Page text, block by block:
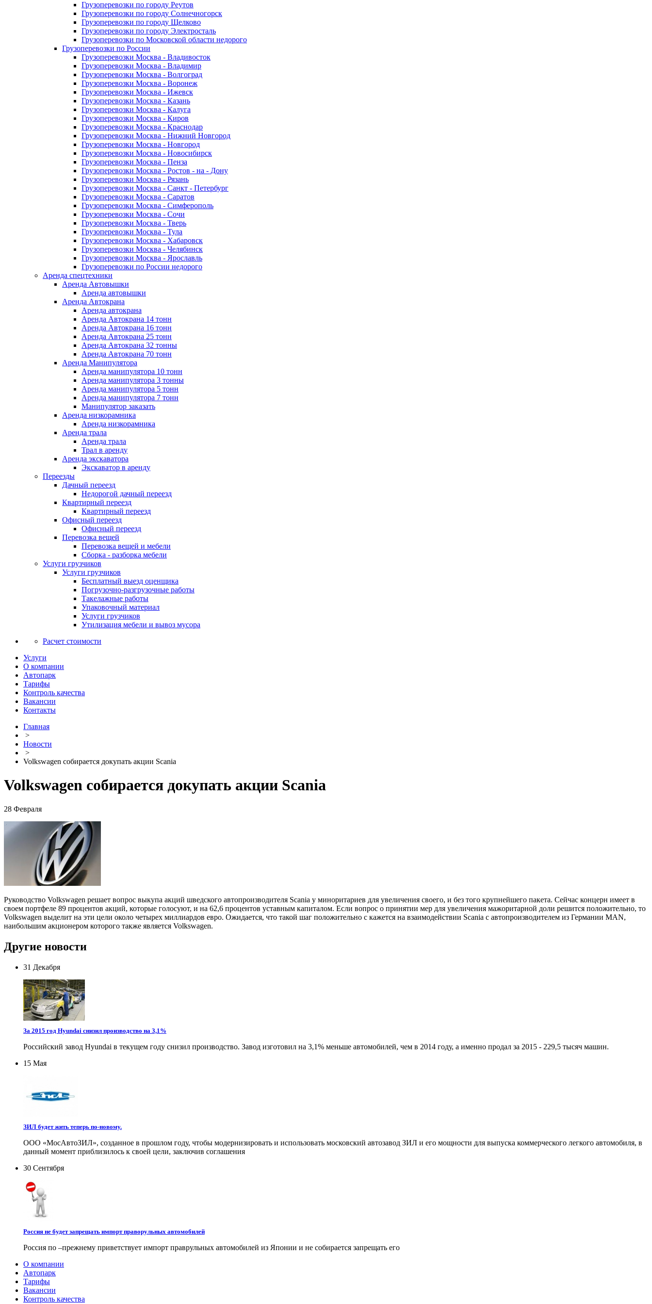
Грузоперевозки по городу Реутов
Грузоперевозки по городу Солнечногорск
Грузоперевозки по городу Щелково
Грузоперевозки по городу Электросталь
Грузоперевозки по Московской области недорого
Грузоперевозки по России
Грузоперевозки Москва - Владивосток
Грузоперевозки Москва - Владимир
Грузоперевозки Москва - Волгоград
Грузоперевозки Москва - Воронеж
Грузоперевозки Москва - Ижевск
Грузоперевозки Москва - Казань
Грузоперевозки Москва - Калуга
Грузоперевозки Москва - Киров
Грузоперевозки Москва - Краснодар
Грузоперевозки Москва - Нижний Новгород
Грузоперевозки Москва - Новгород
Грузоперевозки Москва - Новосибирск
Грузоперевозки Москва - Пенза
Грузоперевозки Москва - Ростов - на - Дону
Грузоперевозки Москва - Рязань
Грузоперевозки Москва - Санкт - Петербург
Грузоперевозки Москва - Саратов
Грузоперевозки Москва - Симферополь
Грузоперевозки Москва - Сочи
Грузоперевозки Москва - Тверь
Грузоперевозки Москва - Тула
Грузоперевозки Москва - Хабаровск
Грузоперевозки Москва - Челябинск
Грузоперевозки Москва - Ярославль
Грузоперевозки по России недорого
Аренда спецтехники
Аренда Автовышки
Аренда автовышки
Аренда Автокрана
Аренда автокрана
Аренда Автокрана 14 тонн
Аренда Автокрана 16 тонн
Аренда Автокрана 25 тонн
Аренда Автокрана 32 тонны
Аренда Автокрана 70 тонн
Аренда Манипулятора
Аренда манипулятора 10 тонн
Аренда манипулятора 3 тонны
Аренда манипулятора 5 тонн
Аренда манипулятора 7 тонн
Манипулятор заказать
Аренда низкорамника
Аренда низкорамника
Аренда трала
Аренда трала
Трал в аренду
Аренда экскаватора
Экскаватор в аренду
Переезды
Дачный переезд
Недорогой дачный переезд
Квартирный переезд
Квартирный переезд
Офисный переезд
Офисный переезд
Перевозка вещей
Перевозка вещей и мебели
Сборка - разборка мебели
Услуги грузчиков
Услуги грузчиков
Бесплатный выезд оценщика
Погрузочно-разгрузочные работы
Такелажные работы
Упаковочный материал
Услуги грузчиков
Утилизация мебели и вывоз мусора
Расчет стоимости
Услуги
О компании
Автопарк
Тарифы
Контроль качества
Вакансии
Контакты
Главная
>
Новости
>
Volkswagen собирается докупать акции Scania
Volkswagen собирается докупать акции Scania
28 Февраля
Руководство Volkswagen решает вопрос выкупа акций шведского автопроизводителя Scania у миноритариев для увеличения своего, и без того крупнейшего пакета. Сейчас концерн имеет в
своем портфеле 89 процентов акций, которые голосуют, и на 62,6 процентов уставным капиталом. Если вопрос о принятии мер для увеличения мажоритарной доли решится положительно, то
Volkswagen выделит на эти цели около четырех миллиардов евро. Ожидается, что такой шаг положительно с кажется на взаимодействии Scania с автопроизводителем из Германии MAN,
наибольшим акционером которого также является Volkswagen.
Другие новости
31 Декабря
За 2015 год Hyundai снизил производство на 3,1%
Российский завод Hyundai в текущем году снизил производство. Завод изготовил на 3,1% меньше автомобилей, чем в 2014 году, а именно продал за 2015 - 229,5 тысяч машин.
15 Мая
ЗИЛ будет жить теперь по-новому.
ООО «МосАвтоЗИЛ», созданное в прошлом году, чтобы модернизировать и использовать московский автозавод ЗИЛ и его мощности для выпуска коммерческого легкого автомобиля, в
данный момент приблизилось к своей цели, заключив соглашения
30 Сентября
Россия не будет запрещать импорт праворульных автомобилей
Россия по –прежнему приветствует импорт праврульных автомобилей из Японии и не собирается запрещать его
О компании
Автопарк
Тарифы
Вакансии
Контроль качества